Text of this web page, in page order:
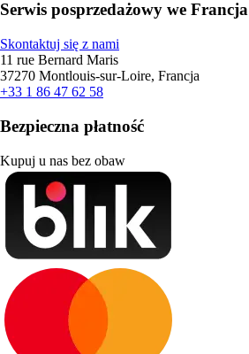
Serwis posprzedażowy we Francja
Skontaktuj się z nami
11 rue Bernard Maris
37270 Montlouis-sur-Loire, Francja
+33 1 86 47 62 58
Bezpieczna płatność
Kupuj u nas bez obaw